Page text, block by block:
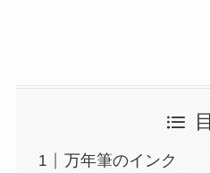
万年筆のインク